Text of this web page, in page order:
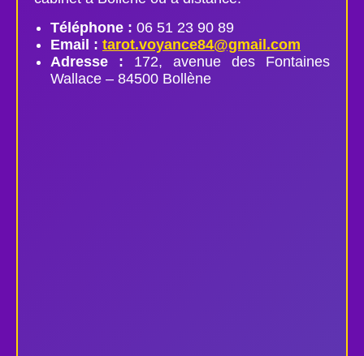
Téléphone : 06 51 23 90 89
Email : tarot.voyance84@gmail.com
Adresse : 172, avenue des Fontaines
Wallace – 84500 Bollène